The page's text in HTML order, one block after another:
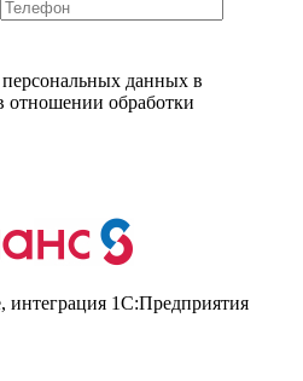
персональных данных в
отношении обработки
интеграция 1С:Предприятия